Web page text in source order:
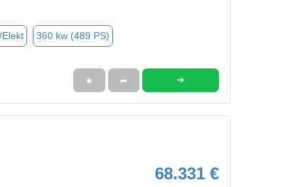
360 kw (489 PS)
★ ➦ ➜
68.331 €